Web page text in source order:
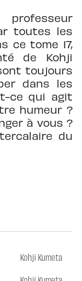
toutes les
ce tome 17,
de Kohji
toujours
dans les
ce qui agit
humeur ?
à vous ?
du
Kohji Kumeta